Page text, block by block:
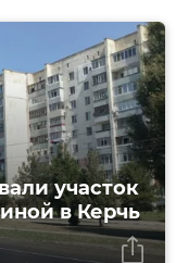
участок
в Керчь